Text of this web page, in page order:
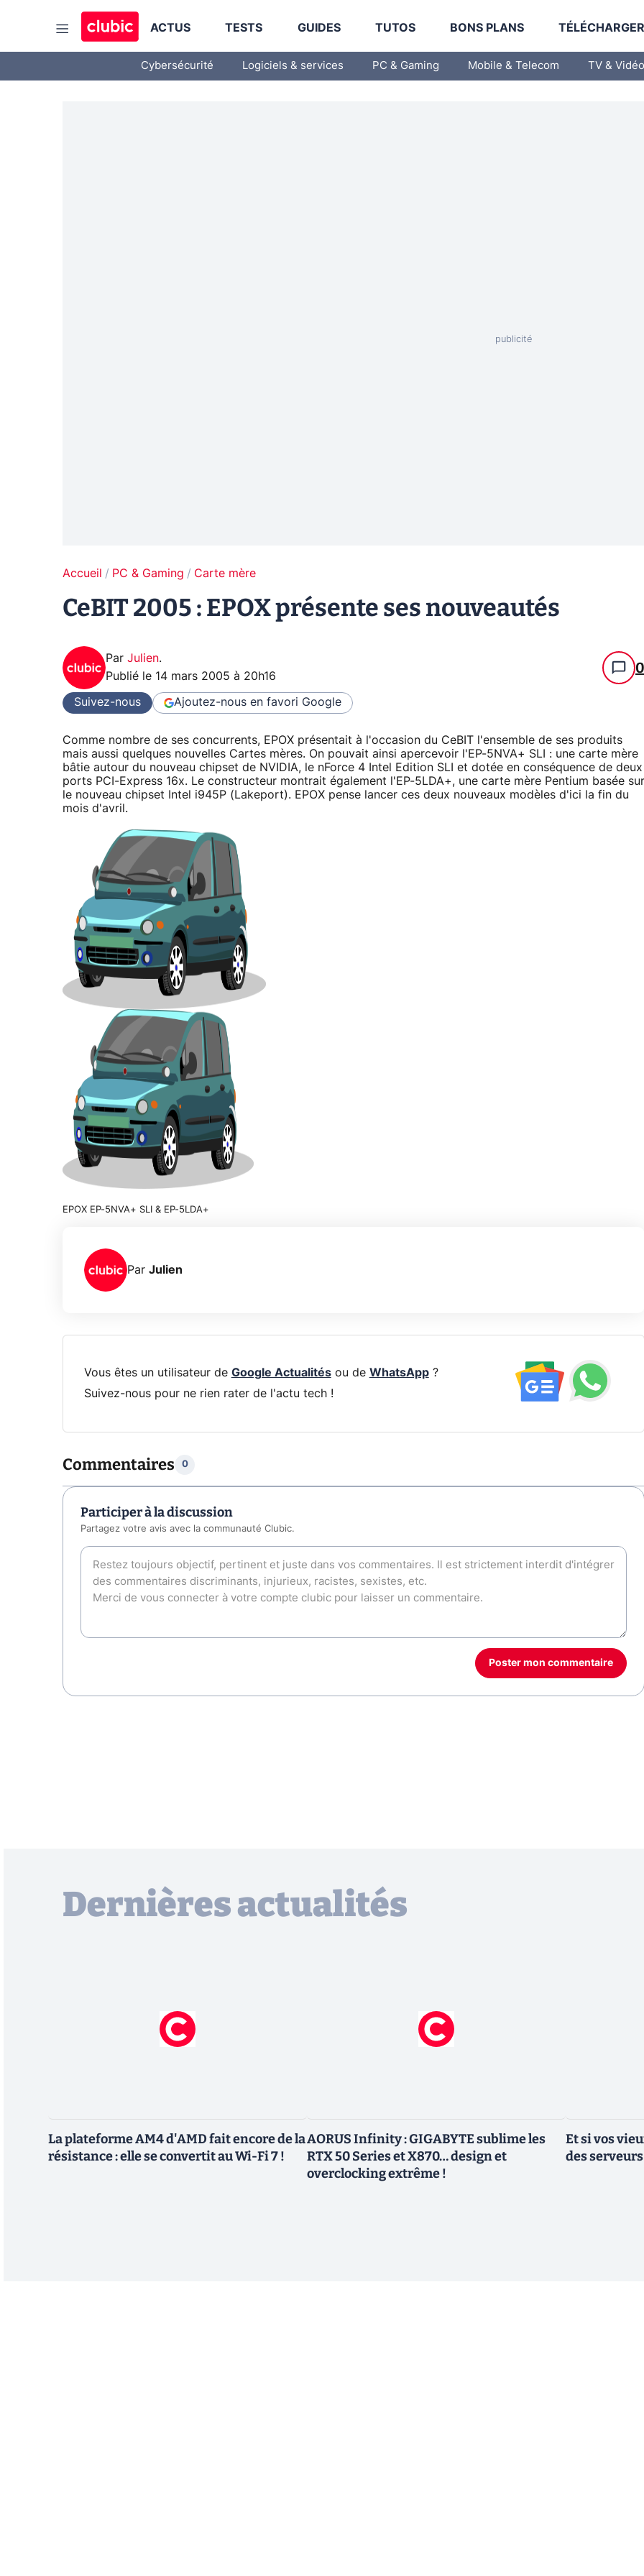
ACTUS TESTS GUIDES TUTOS BONS PLANS
Cybersécurité Logiciels & services PC & Gaming Mobile & Telecom TV & Vidéo
Accueil PC & Gaming Carte mère
CeBIT 2005 : EPOX présente ses nouveautés
Par Julien.
Publié le 14 mars 2005 à 20h16 0
Suivez-nous Ajoutez-nous en favori Google
Comme nombre de ses concurrents, EPOX présentait à l'occasion du CeBIT l'ensemble de ses produits
mais aussi quelques nouvelles Cartes mères. On pouvait ainsi apercevoir l'EP-5NVA+ SLI : une carte mère
bâtie autour du nouveau chipset de NVIDIA, le nForce 4 Intel Edition SLI et dotée en conséquence de deux
ports PCI-Express 16x. Le constructeur montrait également l'EP-5LDA+, une carte mère Pentium basée sur
le nouveau chipset Intel i945P (Lakeport). EPOX pense lancer ces deux nouveaux modèles d'ici la fin du
mois d'avril.
EPOX EP-5NVA+ SLI & EP-5LDA+
Par Julien
Vous êtes un utilisateur de Google Actualitésou de WhatsApp?
Suivez-nous pour ne rien rater de l'actu tech !
Commentaires 0
Participer à la discussion
Partagez votre avis avec la communauté Clubic.
Poster mon commentaire
Dernières actualités
La plateforme AM4 d'AMD fait encore de la
résistance : elle se convertit au Wi-Fi 7 !
AORUS Infinity : GIGABYTE sublime les
RTX 50 Series et X870… design et
overclocking extrême !
Et si vos
des